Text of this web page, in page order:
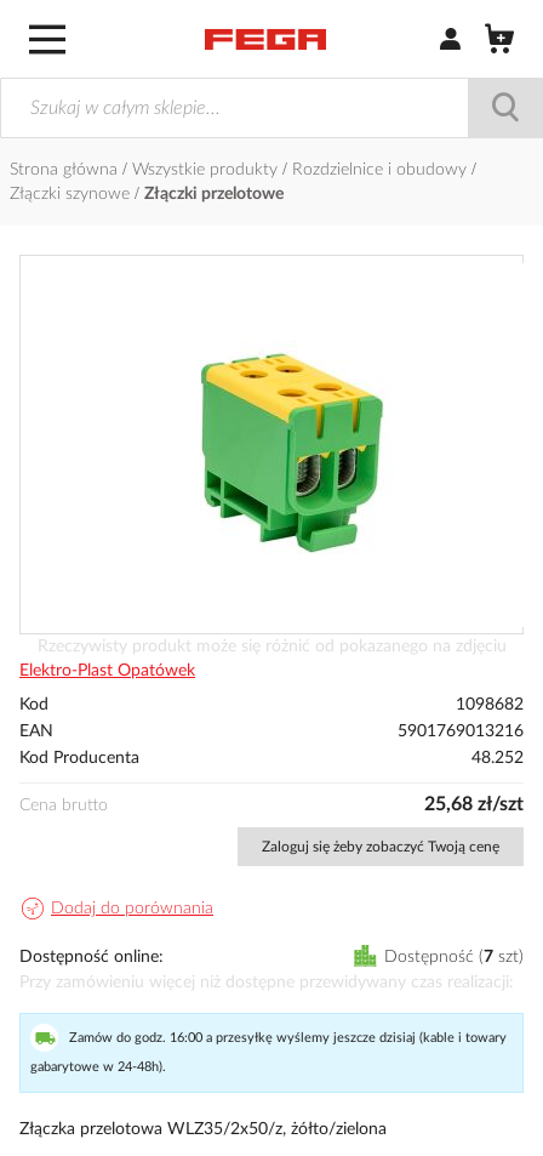
Zaloguj się /
Strona główna Wszystkie produkty
Rozdzielnice i obudowy
Złączki szynowe
Złączki przelotowe
Przejdź
na
początek
Rzeczywisty produkt może się różnić od pokazanego na zdjęciu
Elektro-Plast Opatówek
Kod
1098682
EAN
5901769013216
Kod Producenta
48.252
Cena brutto 25,68 zł/szt
Zaloguj się żeby zobaczyć Twoją cenę
Dodaj do porównania
Dostępność online Dostępność 7 szt
Przy zamówieniu więcej niż dostępne przewidywany czas realizacji
Zamów do godz. 16:00 a przesyłkę wyślemy jeszcze dzisiaj (kable i towary
gabarytowe w 24-48h).
Złączka przelotowa WLZ35/2x50/z, żółto/zielona